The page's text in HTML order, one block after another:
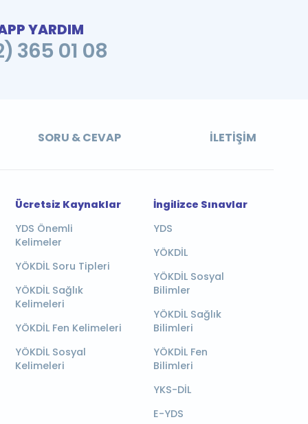
YARDIM
365 01 08
SORU & CEVAP İLETIŞIM
Ücretsiz Kaynaklar
YDS Önemli
Kelimeler
YÖKDİL Soru Tipleri
YÖKDİL Sağlık
Kelimeleri
YÖKDİL Fen Kelimeleri
YÖKDİL Sosyal
Kelimeleri
İngilizce Sınavlar
YDS
YÖKDİL
YÖKDİL Sosyal
Bilimler
YÖKDİL Sağlık
Bilimleri
YÖKDİL Fen
Bilimleri
YKS-DİL
E-YDS